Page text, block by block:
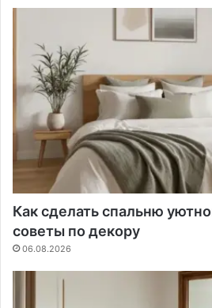
Как сделать спальню
советы по декору
06.08.2026